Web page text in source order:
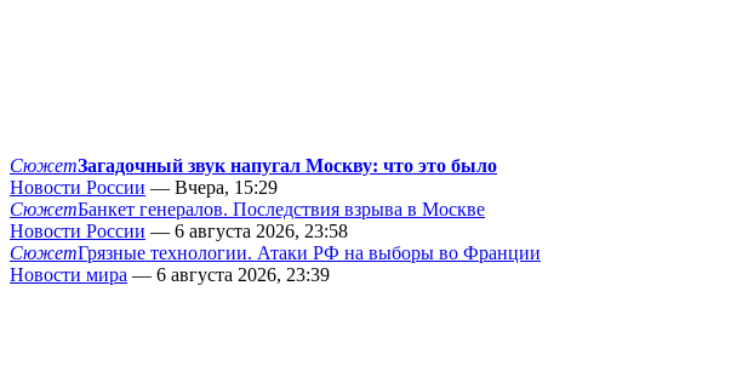
СюжетЗагадочный звук напугал Москву: что это было
Новости России — Вчера, 15:29
СюжетБанкет генералов. Последствия взрыва в Москве
Новости России — 6 августа 2026, 23:58
СюжетГрязные технологии. Атаки РФ на выборы во Франции
Новости мира — 6 августа 2026, 23:39